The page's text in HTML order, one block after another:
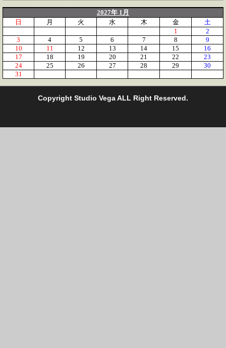
2027年 1月
日
月 火 水 木 金
土
1
2
3
4 5 6 7 8
9
10
11 12 13 14 15
16
17
18 19 20 21 22
23
24
25 26 27 28 29
30
31
Copyright Studio Vega ALL Right Reserved.